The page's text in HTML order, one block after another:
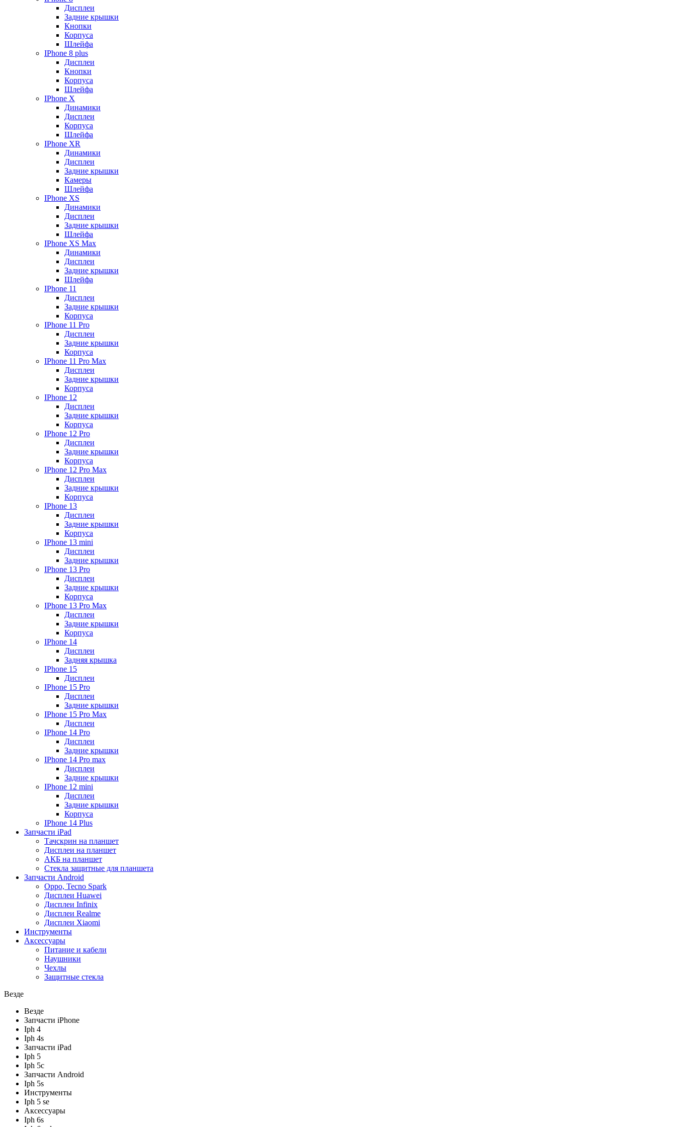
Дисплеи
Задние крышки
Кнопки
Корпуса
Шлейфа
IPhone 8 plus
Дисплеи
Кнопки
Корпуса
Шлейфа
IPhone X
Динамики
Дисплеи
Корпуса
Шлейфа
IPhone XR
Динамики
Дисплеи
Задние крышки
Камеры
Шлейфа
IPhone XS
Динамики
Дисплеи
Задние крышки
Шлейфа
IPhone XS Max
Динамики
Дисплеи
Задние крышки
Шлейфа
IPhone 11
Дисплеи
Задние крышки
Корпуса
IPhone 11 Pro
Дисплеи
Задние крышки
Корпуса
IPhone 11 Pro Max
Дисплеи
Задние крышки
Корпуса
IPhone 12
Дисплеи
Задние крышки
Корпуса
IPhone 12 Pro
Дисплеи
Задние крышки
Корпуса
IPhone 12 Pro Max
Дисплеи
Задние крышки
Корпуса
IPhone 13
Дисплеи
Задние крышки
Корпуса
IPhone 13 mini
Дисплеи
Задние крышки
IPhone 13 Pro
Дисплеи
Задние крышки
Корпуса
IPhone 13 Pro Max
Дисплеи
Задние крышки
Корпуса
IPhone 14
Дисплеи
Задняя крышка
IPhone 15
Дисплеи
IPhone 15 Pro
Дисплеи
Задние крышки
IPhone 15 Pro Max
Дисплеи
IPhone 14 Pro
Дисплеи
Задние крышки
IPhone 14 Pro max
Дисплеи
Задние крышки
IPhone 12 mini
Дисплеи
Задние крышки
Корпуса
IPhone 14 Plus
Запчасти iPad
Тачскрин на планшет
Дисплеи на планшет
АКБ на планшет
Стекла защитные для планшета
Запчасти Android
Oppo, Tecno Spark
Дисплеи Huawei
Дисплеи Infinix
Дисплеи Realme
Дисплеи Xiaomi
Инструменты
Аксессуары
Питание и кабели
Наушники
Чехлы
Защитные стекла
Везде
Везде
Запчасти iPhone
Iph 4
Iph 4s
Запчасти iPad
Iph 5
Iph 5c
Запчасти Android
Iph 5s
Инструменты
Iph 5 se
Аксессуары
Iph 6s